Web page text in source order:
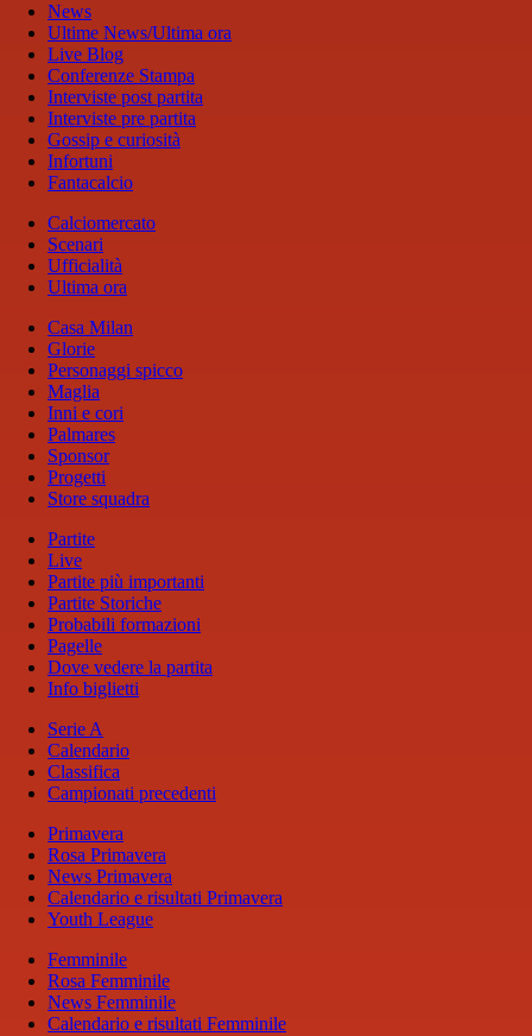
News
Ultime News/Ultima ora
Live Blog
Conferenze Stampa
Interviste post partita
Interviste pre partita
Gossip e curiosità
Infortuni
Fantacalcio
Calciomercato
Scenari
Ufficialità
Ultima ora
Casa Milan
Glorie
Personaggi spicco
Maglia
Inni e cori
Palmares
Sponsor
Progetti
Store squadra
Partite
Live
Partite più importanti
Partite Storiche
Probabili formazioni
Pagelle
Dove vedere la partita
Info biglietti
Serie A
Calendario
Classifica
Campionati precedenti
Primavera
Rosa Primavera
News Primavera
Calendario e risultati Primavera
Youth League
Femminile
Rosa Femminile
News Femminile
Calendario e risultati Femminile